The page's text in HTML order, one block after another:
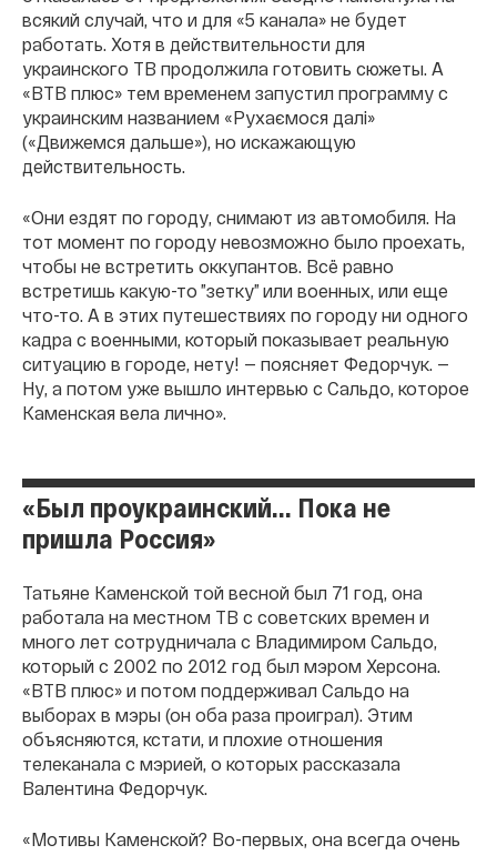
всякий случай, что и для «5 канала» не будет
работать. Хотя в действительности для
украинского ТВ продолжила готовить сюжеты. А
«ВТВ плюс» тем временем запустил программу с
украинским названием «Рухаємося далі»
(«Движемся дальше»), но искажающую
действительность.
«Они ездят по городу, снимают из автомобиля. На
тот момент по городу невозможно было проехать,
чтобы не встретить оккупантов. Всё равно
встретишь какую-то ”зетку” или военных, или еще
что-то. А в этих путешествиях по городу ни одного
кадра с военными, который показывает реальную
ситуацию в городе, нету! — поясняет Федорчук. —
Ну, а потом уже вышло интервью с Сальдо, которое
Каменская вела лично».
«Был проукраинский... Пока не
пришла Россия»
Татьяне Каменской той весной был 71 год, она
работала на местном ТВ с советских времен и
много лет сотрудничала с Владимиром Сальдо,
который с 2002 по 2012 год был мэром Херсона.
«ВТВ плюс» и потом поддерживал Сальдо на
выборах в мэры (он оба раза проиграл). Этим
объясняются, кстати, и плохие отношения
телеканала с мэрией, о которых рассказала
Валентина Федорчук.
«Мотивы Каменской? Во-первых, она всегда очень